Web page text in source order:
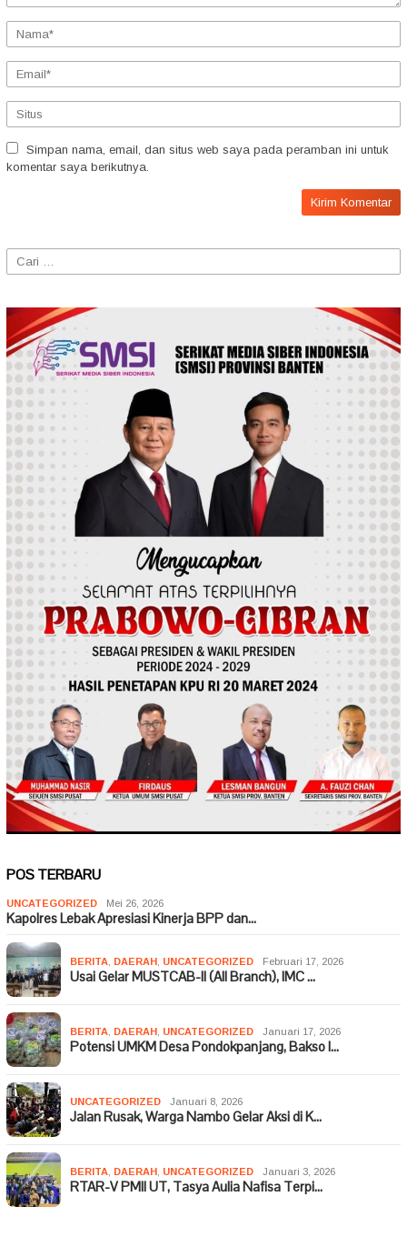
Simpan nama, email, dan situs web saya pada peramban ini untuk
komentar saya berikutnya.
Cari
untuk:
POS TERBARU
UNCATEGORIZED Mei 26, 2026
Kapolres Lebak Apresiasi Kinerja BPP dan…
BERITA DAERAH UNCATEGORIZED Februari 17, 2026
Usai Gelar MUSTCAB-II (All Branch), IMC …
BERITA DAERAH UNCATEGORIZED Januari 17, 2026
Potensi UMKM Desa Pondokpanjang, Bakso I…
UNCATEGORIZED Januari 8, 2026
Jalan Rusak, Warga Nambo Gelar Aksi di K…
BERITA DAERAH UNCATEGORIZED Januari 3, 2026
RTAR-V PMII UT, Tasya Aulia Nafisa Terpi…